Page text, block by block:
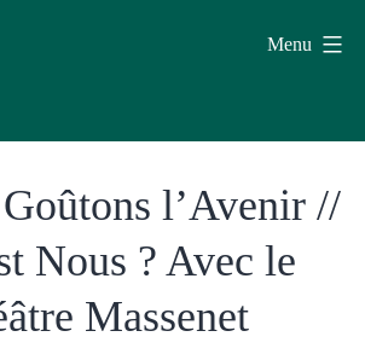
Menu
l’Avenir //
Nous ? Avec le
Massenet